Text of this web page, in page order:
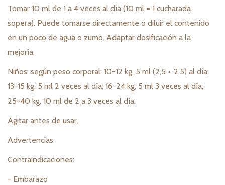
Tomar 10 ml de 1 a 4 veces al día (10 ml = 1 cucharada
sopera). Puede tomarse directamente o diluir el contenido
en un poco de agua o zumo. Adaptar dosificación a la
mejoría.
Niños: según peso corporal: 10-12 kg, 5 ml (2,5 + 2,5) al día;
13-15 kg, 5 ml 2 veces al día; 16-24 kg, 5 ml 3 veces al día;
25-40 kg, 10 ml de 2 a 3 veces al día.
Agitar antes de usar.
Advertencias
Contraindicaciones:
- Embarazo